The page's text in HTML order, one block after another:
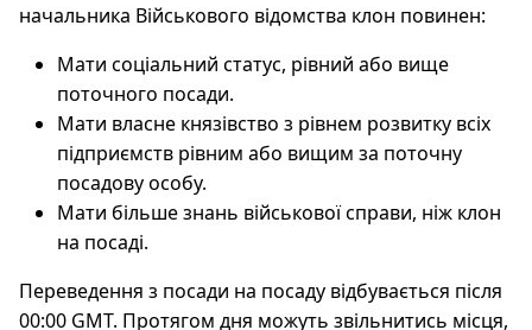
начальника Військового відомства клон повинен:
Мати соціальний статус, рівний або вище
поточного посади.
Мати власне князівство з рівнем розвитку всіх
підприємств рівним або вищим за поточну
посадову особу.
Мати більше знань військової справи, ніж клон
на посаді.
Переведення з посади на посаду відбувається після
00:00 GMT. Протягом дня можуть звільнитись місця,